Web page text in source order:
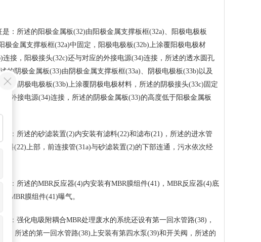
所述的阳极金属板(32)由阳极金属支撑板框(32a)、阳极电极板
金属支撑板框(32a)中固定，阳极电极板(32b)上涂覆阳极电极材
接，阳极接头(32c)还与对应的外接电源(34)连接，所述的透水圆孔
的阴极金属板(33)由阴极金属支撑板框(33a)、阴极电极板(33b)以及
，阴极电极板(33b)上涂覆阴极电极材料，所述的阴极接头(33c)固定
外接电源(34)连接，所述的阴极金属板(33)的高度低于阳极金属板
所述的砂滤装置(2)内安装有滤料(22)和滤布(21)，所述的进水管
料(22)上部，前连接管(31a)与砂滤装置(2)的下部连通，污水依次经
所述的MBR反应器(4)内安装有MBR膜组件(41)，MBR反应器(4)底
MBR膜组件(41)曝气。
强化电吸附耦合MBR处理废水的系统还设有第一回水管路(38)，
，所述的第一回水管路(38)上安装有第四水泵(39)和开关阀，所述的